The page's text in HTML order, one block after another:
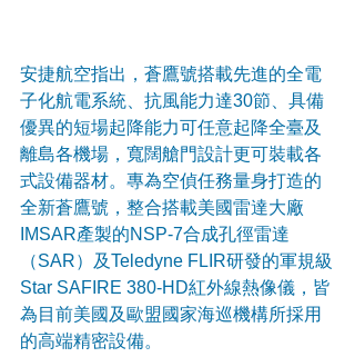
安捷航空指出，蒼鷹號搭載先進的全電
子化航電系統、抗風能力達30節、具備
優異的短場起降能力可任意起降全臺及
離島各機場，寬闊艙門設計更可裝載各
式設備器材。專為空偵任務量身打造的
全新蒼鷹號，整合搭載美國雷達大廠
IMSAR產製的NSP-7合成孔徑雷達
（SAR）及Teledyne FLIR研發的軍規級
Star SAFIRE 380-HD紅外線熱像儀，皆
為目前美國及歐盟國家海巡機構所採用
的高端精密設備。